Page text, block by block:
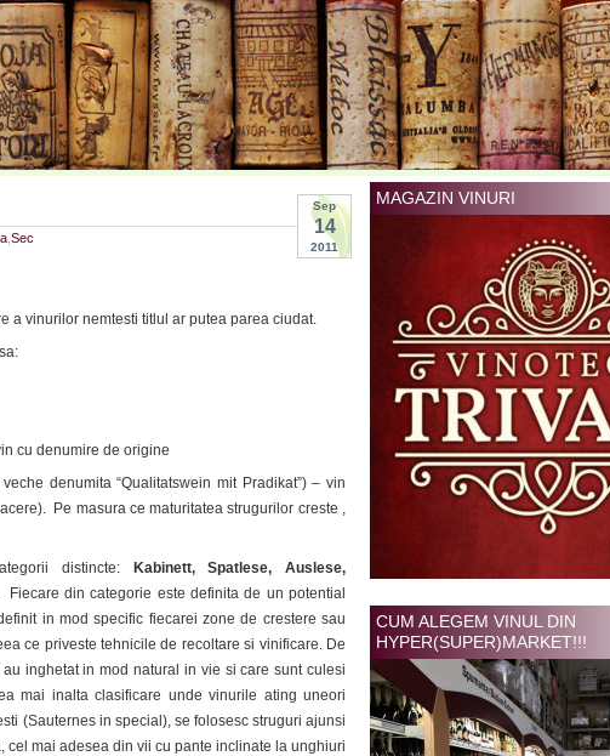
Sep
14
2011
Sec
a vinurilor nemtesti titlul ar putea parea ciudat.
cu denumire de origine
denumita “Qualitatswein mit Pradikat”) – vin
Pe masura ce maturitatea strugurilor creste ,
distincte: Kabinett, Spatlese, Auslese,
. Fiecare din categorie este definita de un potential
in mod specific fiecarei zone de crestere sau
ce priveste tehnicile de recoltare si vinificare. De
inghetat in mod natural in vie si care sunt culesi
mai inalta clasificare unde vinurile ating uneori
(Sauternes in special), se folosesc struguri ajunsi
mai adesea din vii cu pante inclinate la unghiuri
MAGAZIN VINURI
CUM ALEGEM VINUL DIN
HYPER(SUPER)MARKET!!!